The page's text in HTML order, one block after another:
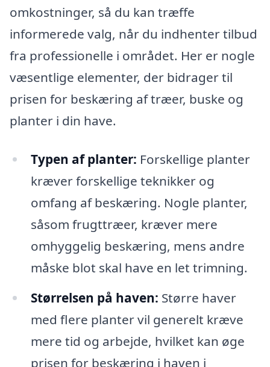
omkostninger, så du kan træffe
informerede valg, når du indhenter tilbud
fra professionelle i området. Her er nogle
væsentlige elementer, der bidrager til
prisen for beskæring af træer, buske og
planter i din have.
Typen af planter: Forskellige planter
kræver forskellige teknikker og
omfang af beskæring. Nogle planter,
såsom frugttræer, kræver mere
omhyggelig beskæring, mens andre
måske blot skal have en let trimning.
Størrelsen på haven: Større haver
med flere planter vil generelt kræve
mere tid og arbejde, hvilket kan øge
prisen for beskæring i haven i